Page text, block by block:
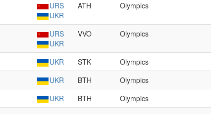
URS
UKR
ATH Olympics
URS
UKR
VVO Olympics
UKR STK Olympics
UKR BTH Olympics
UKR BTH Olympics